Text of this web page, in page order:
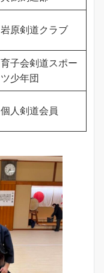
岩原剣道クラブ
育子会剣道スポー
ツ少年団
個人剣道会員